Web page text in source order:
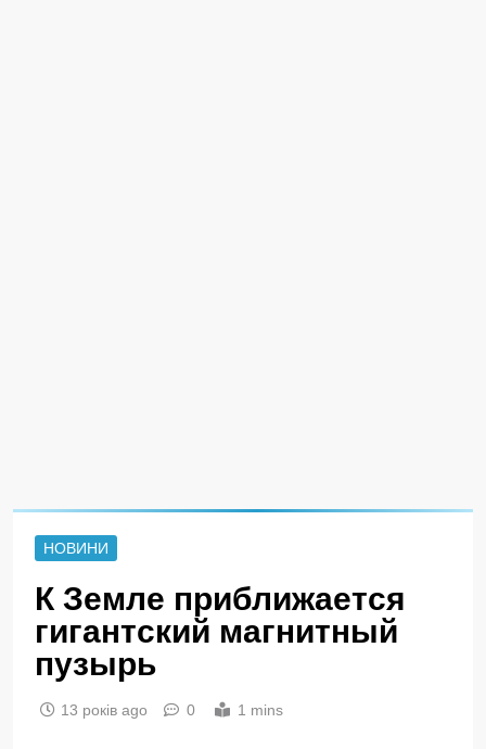
НОВИНИ
К Земле приближается
гигантский магнитный
пузырь
13 років ago 0 1 mins